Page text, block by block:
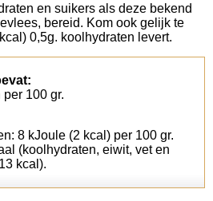
en suikers als deze bekend
bereid. Kom ook gelijk te
0,5g. koolhydraten levert.
100 gr.
8 kJoule (2 kcal) per 100 gr.
(koolhydraten, eiwit, vet en
kcal).